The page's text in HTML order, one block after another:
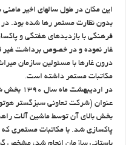
این مکان در طول سالهای اخیر مامنی
بدون نظارت مستمر رها شده بود.
فرهنگی با بازدیدهای هفتگی و
غار نموده و در خصوص برداشت غیر
درون غارها با مسئولین سازمان
مکاتبات مستمر داشته است.
در
عنوان (شرکت تعاونی سبزگستر
بخش بالای آن توسط ماشین آلات
پاکسازی شد. با مکاتبات مستمری که